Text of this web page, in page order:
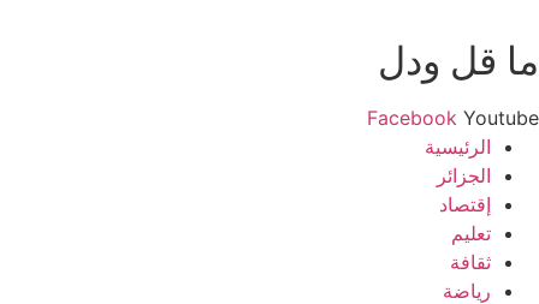
ما قل ودل
Facebook Youtube
الرئيسية
الجزائر
إقتصاد
تعليم
ثقافة
رياضة